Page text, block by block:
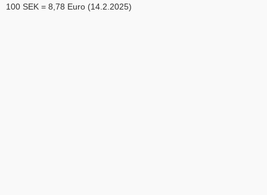
100 SEK = 8,78 Euro (14.2.2025)